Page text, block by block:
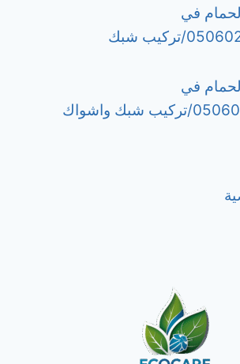
في
الشارقة/0506025079/تركيب شبك
في
عجمان/0506025079/تركيب شبك واشواك